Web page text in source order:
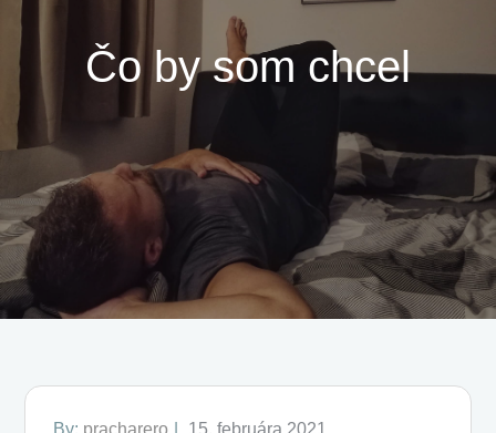
Čo by som chcel
By: pracharero
Posted
15. februára 2021